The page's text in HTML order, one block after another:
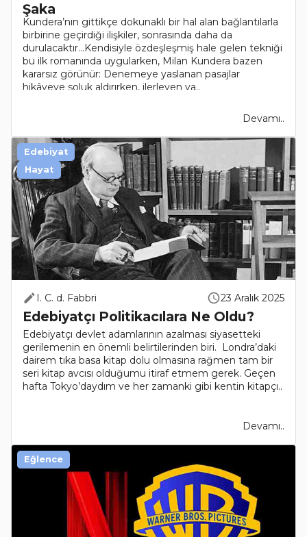
Şaka
Kundera’nın gittikçe dokunaklı bir hal alan bağlantılarla
birbirine geçirdiği ilişkiler, sonrasında daha da
durulacaktır…Kendisiyle özdeşleşmiş hale gelen tekniği
bu ilk romanında uygularken, Milan Kundera bazen
kararsız görünür: Denemeye yaslanan pasajlar
hikâyeye soluk aldırırken, ilerleyen ya..
Devamı..
I. C. d. Fabbri 23 Aralık 2025
Edebiyatçı Politikacılara Ne Oldu?
Edebiyatçı devlet adamlarının azalması siyasetteki
gerilemenin en önemli belirtilerinden biri. Londra’daki
dairem tıka basa kitap dolu olmasına rağmen tam bir
seri kitap avcısı olduğumu itiraf etmem gerek. Geçen
hafta Tokyo’daydım ve her zamanki gibi kentin kitapçı..
Devamı..
Edebiyat
Hayat
Eğlence